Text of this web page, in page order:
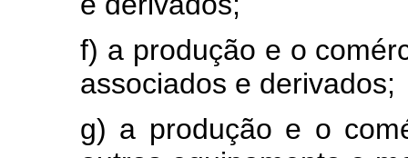
f) a produção e o
associados e derivados;
g) a produção e o